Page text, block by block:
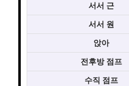
서서 근
서서 원
앉아
전후방 점프
수직 점프